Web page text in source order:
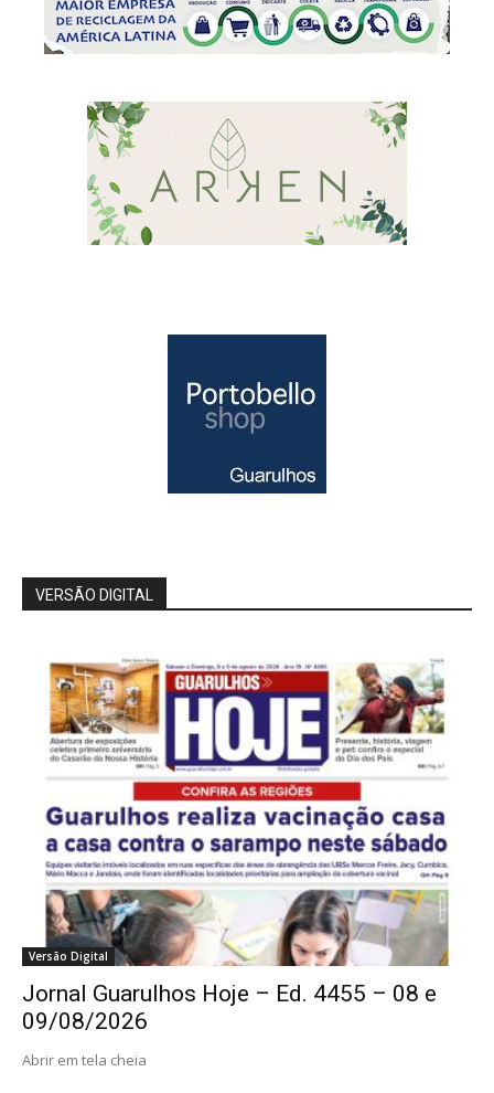
VERSÃO DIGITAL
Versão Digital
Jornal Guarulhos Hoje – Ed. 4455 – 08 e
09/08/2026
Abrir em tela cheia